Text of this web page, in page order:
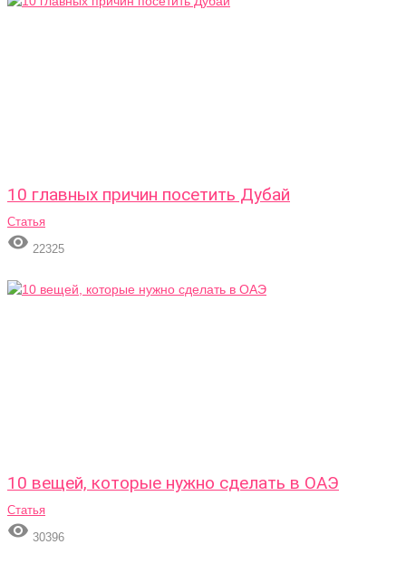
10 главных причин посетить Дубай
Статья
 22325
10 вещей, которые нужно сделать в ОАЭ
Статья
 30396